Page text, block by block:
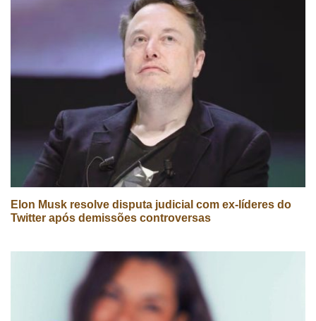
Elon Musk resolve disputa judicial com ex-líderes do
Twitter após demissões controversas